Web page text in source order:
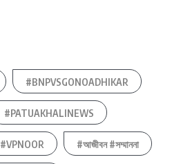
#BNPVSGONOADHIKAR
#PATUAKHALINEWS
#VPNOOR #আজীবন #সম্মাননা